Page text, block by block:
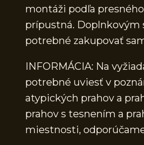
montáži podľa
prípustná. Doplnkovým
potrebné zakupovať
INFORMÁCIA: Na
potrebné uviesť v
atypických prahov a
prahov s tesnením a
miestnosti,